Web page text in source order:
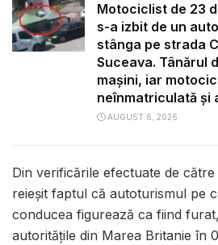
Motociclist de 23
s-a izbit de un
stânga pe strada
Suceava. Tânărul
mașini, iar
neînmatriculată și
AUGUST 6, 2026
Din verificările efectuate de
reieșit faptul că autoturismul pe
conducea figurează ca fiind
autoritățile din Marea Britanie în